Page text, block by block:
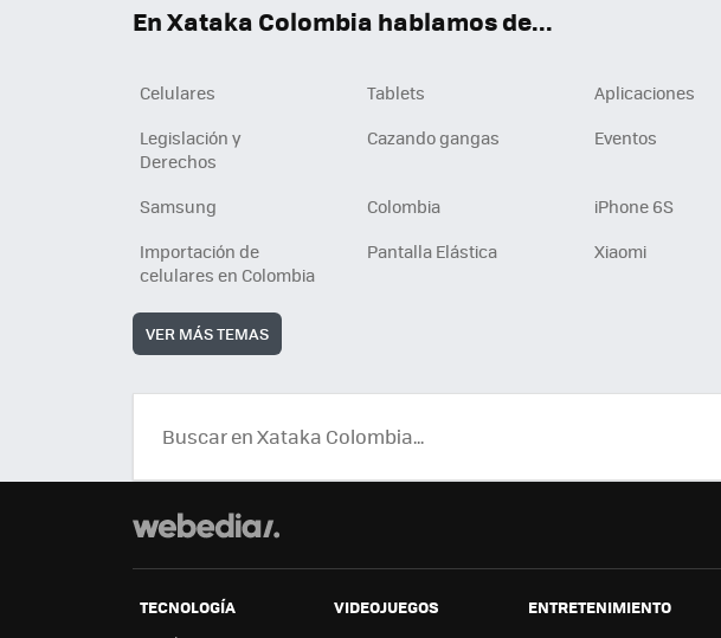
En Xataka Colombia hablamos de...
Celulares Tablets
Aplicaciones
Legislación y
Derechos
Cazando gangas Eventos
Samsung Colombia
iPhone 6S
Importación de
celulares en Colombia
Pantalla Elástica Xiaomi
VER MÁS TEMAS
TECNOLOGÍA
VIDEOJUEGOS
ENTRETENIMIENTO